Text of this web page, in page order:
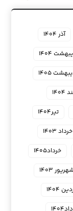
آذر ۱۴۰۴
۱۴۰۴
۱۴۰۵
تیر۱۴۰۴
خرداد ۱۴۰۳
خرداد۱۴۰۵
۱۴۰۳
۱۴۰۴